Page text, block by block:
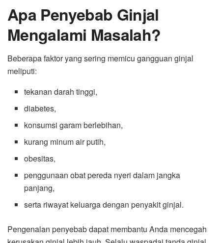
Apa Penyebab Ginjal
Mengalami Masalah?
Beberapa faktor yang sering memicu gangguan ginjal
meliputi:
tekanan darah tinggi,
diabetes,
konsumsi garam berlebihan,
kurang minum air putih,
obesitas,
penggunaan obat pereda nyeri dalam jangka
panjang,
serta riwayat keluarga dengan penyakit ginjal.
Pengenalan penyebab dapat membantu Anda mencegah